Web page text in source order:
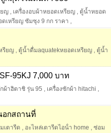
ยญ , เครื่องอบผ้าหยอดเหรียญ , ตู้น้ำหยอด
ดเหรียญ ซัมซุง 9 กก ราคา ,
รียญ , ตู้น้ำดื่มaquatekหยอดเหรียญ , ตู้น้ำ
95KJ 7,000 บาท
ผ้าฮิตาชิ รุ่น 95 , เครื่องซักผ้า hitachi ,
อกสถานที่
เตารีด , อะไหล่เตารีดไอน้ํา home , ซ่อม